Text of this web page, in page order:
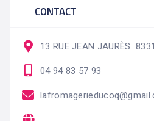
CONTACT
13 RUE JEAN JAURÈS
04 94 83 57 93